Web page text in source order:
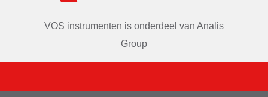
VOS instrumenten is onderdeel van Analis
Group